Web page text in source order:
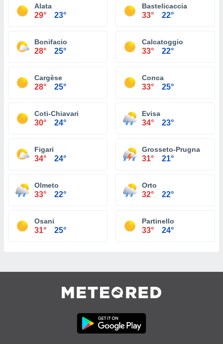
Alata
29° 23°
Bastelicaccia
33° 22°
Bonifacio
28° 25°
Calcatoggio
33° 22°
Cargèse
28° 25°
Conca
33° 25°
Coti-Chiavari
30° 24°
Evisa
34° 23°
Figari
34° 24°
Grosseto-Prugna
31° 21°
Olmeto
33° 22°
Orto
32° 22°
Osani
31° 25°
Partinello
33° 24°